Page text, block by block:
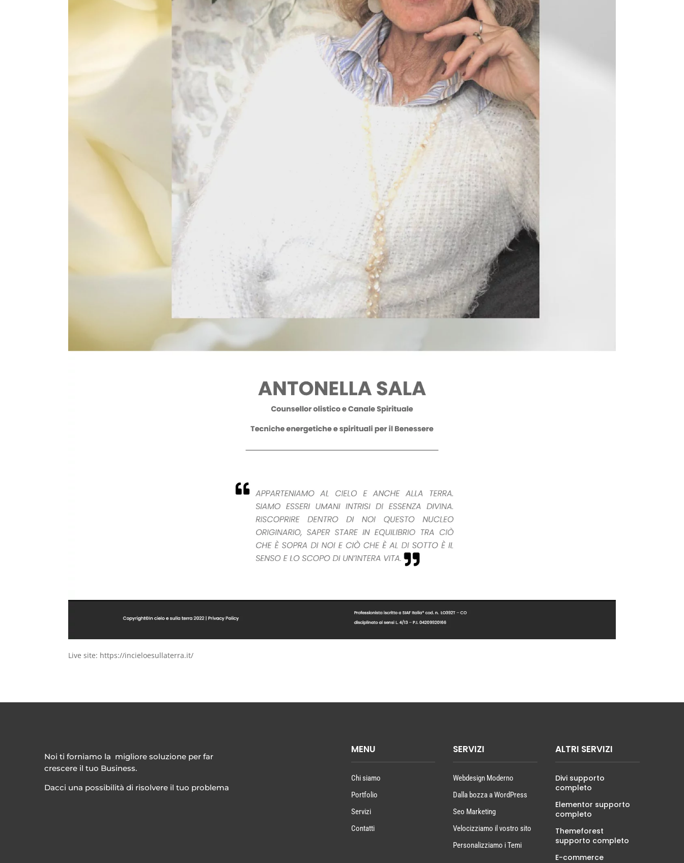
Live site: https://incieloesullaterra.it/
Noi ti forniamo la migliore soluzione per far
crescere il tuo Business.
Dacci una possibilità di risolvere il tuo problema
MENU
Chi siamo
Portfolio
Servizi
Contatti
SERVIZI
Webdesign Moderno
Dalla bozza a WordPress
Seo Marketing
Velocizziamo il vostro sito
Personalizziamo i Temi
ALTRI SERVIZI
Divi supporto
completo
Elementor supporto
completo
Themeforest
supporto completo
E-commerce